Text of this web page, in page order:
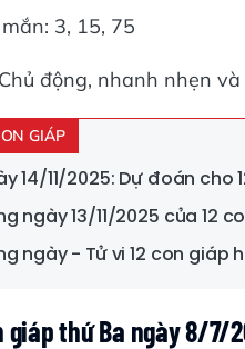
3, 15, 75
động, nhanh nhẹn
GIÁP
14/11/2025: Dự đoán cho
ngày 13/11/2025 của 12
ngày - Tử vi 12 con giáp
giáp thứ Ba ngày 8/7/